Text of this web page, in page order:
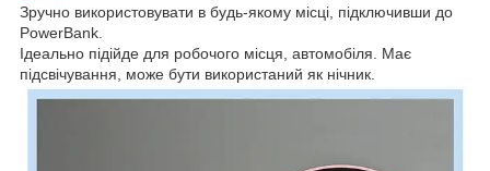
Зручно використовувати в будь-якому місці, підключивши до
PowerBank.
Ідеально підійде для робочого місця, автомобіля. Має
підсвічування, може бути використаний як нічник.